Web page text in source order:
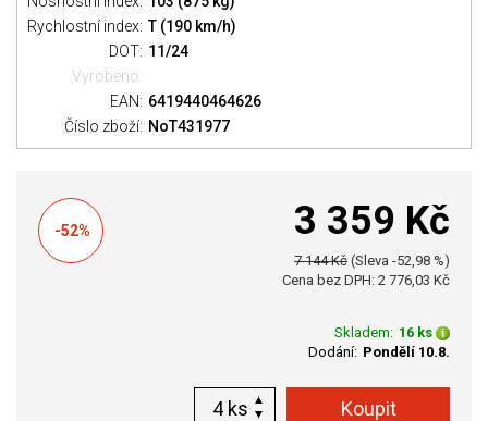
Rychlostní index: T (190 km/h)
DOT: 11/24
Vyrobeno:
EAN: 6419440464626
Číslo zboží: NoT431977
-52% 3 359 Kč
7 144 Kč (Sleva -52,98 %)
Cena bez DPH: 2 776,03 Kč
Skladem: 16 ks
Dodání: Pondělí 10.8.
ks